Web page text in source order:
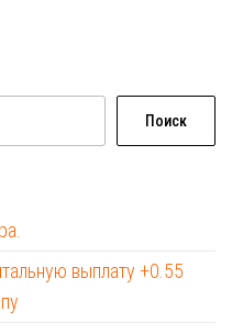
Поиск
выплату +0.55